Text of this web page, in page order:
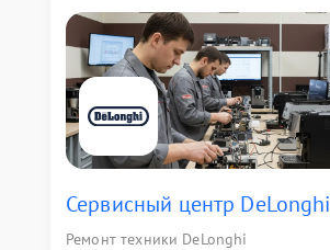
Сервисный центр DeLonghi
Ремонт техники DeLonghi